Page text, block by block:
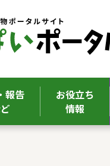
報告
お役立ち
情報